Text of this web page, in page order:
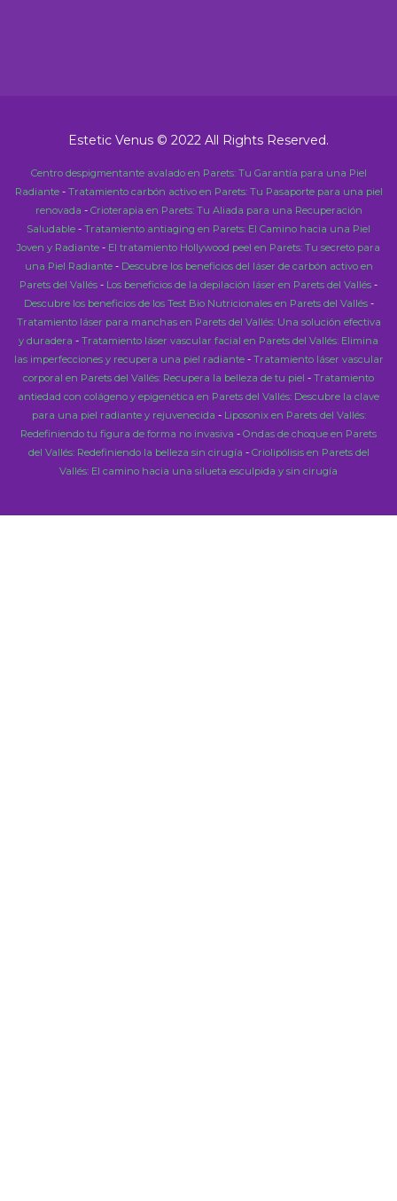
Estetic Venus © 2022 All Rights Reserved.
Centro despigmentante avalado en Parets: Tu Garantía para una Piel
Radiante- Tratamiento carbón activo en Parets: Tu Pasaporte para una piel
renovada - Crioterapia en Parets: Tu Aliada para una Recuperación
Saludable - Tratamiento antiaging en Parets: El Camino hacia una Piel
Joven y Radiante - El tratamiento Hollywood peel en Parets: Tu secreto para
una Piel Radiante- Descubre los beneficios del láser de carbón activo en
Parets del Vallés - Los beneficios de la depilación láser en Parets del Vallés -
Descubre los beneficios de los Test Bio Nutricionales en Parets del Vallés-
Tratamiento láser para manchas en Parets del Vallés: Una solución efectiva
y duradera - Tratamiento láser vascular facial en Parets del Vallés: Elimina
las imperfecciones y recupera una piel radiante- Tratamiento láser vascular
corporal en Parets del Vallés: Recupera la belleza de tu piel - Tratamiento
antiedad con colágeno y epigenética en Parets del Vallés: Descubre la clave
para una piel radiante y rejuvenecida - Liposonix en Parets del Vallés:
Redefiniendo tu figura de forma no invasiva - Ondas de choque en Parets
del Vallés: Redefiniendo la belleza sin cirugía - Criolipólisis en Parets del
Vallés: El camino hacia una silueta esculpida y sin cirugía